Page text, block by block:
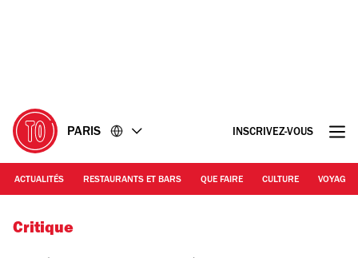
PARIS INSCRIVEZ-VOUS
ACTUALITÉS RESTAURANTS ET BARS QUE FAIRE CULTURE VOYAGE
© La Pièce
Critique